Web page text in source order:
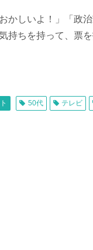
おかしいよ！」「政
持ちを持って、票
50代 テレビ